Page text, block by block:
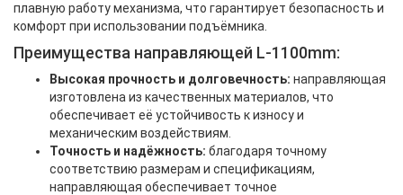
плавную работу механизма, что гарантирует безопасность и
комфорт при использовании подъёмника.
Преимущества направляющей L-1100mm:
Высокая прочность и долговечность: направляющая
изготовлена из качественных материалов, что
обеспечивает её устойчивость к износу и
механическим воздействиям.
Точность и надёжность: благодаря точному
соответствию размерам и спецификациям,
направляющая обеспечивает точное